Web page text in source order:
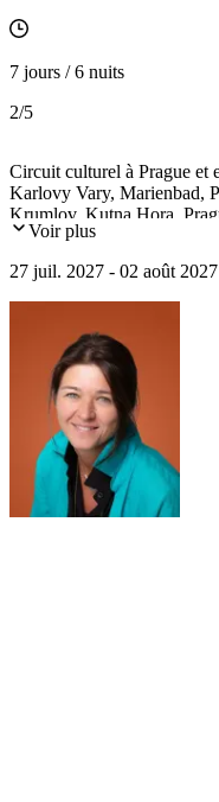
7 jours / 6 nuits
2/5
Circuit culturel à Prague et
Karlovy Vary, Marienbad,
Krumlov, Kutna Hora,
Sternberk...
Voir plus
27 juil. 2027 - 02 août 2027